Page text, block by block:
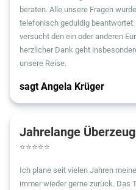
beraten. Alle unsere Fragen
telefonisch geduldig
versucht den ein oder anderen
herzlicher Dank geht
unsere Reise.
sagt Angela Krüger
Jahrelange
⭐⭐⭐⭐⭐
Ich plane seit vielen Jahren
immer wieder gerne zurück. Das